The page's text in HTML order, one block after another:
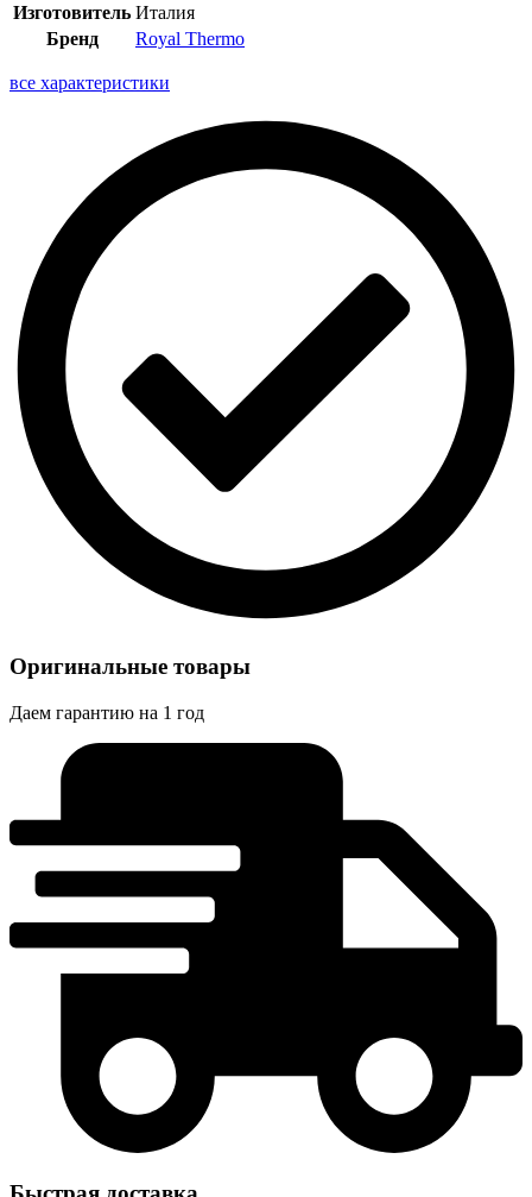
Изготовитель Италия
Бренд
Royal Thermo
все характеристики
Оригинальные товары
Даем гарантию на 1 год